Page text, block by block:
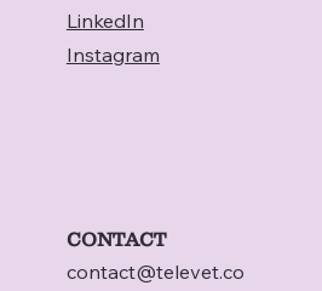
CONTACT
contact@televet.co
LinkedIn
Instagram